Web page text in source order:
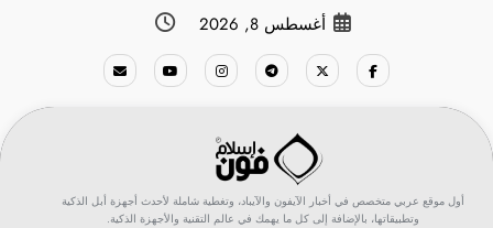
أغسطس 8, 2026
أول موقع عربي متخصص في أخبار الآيفون والآيباد، وتغطية شاملة لأحدث أجهزة أبل الذكية
وتطبيقاتها، بالإضافة إلى كل ما يهمك في عالم التقنية والأجهزة الذكية.